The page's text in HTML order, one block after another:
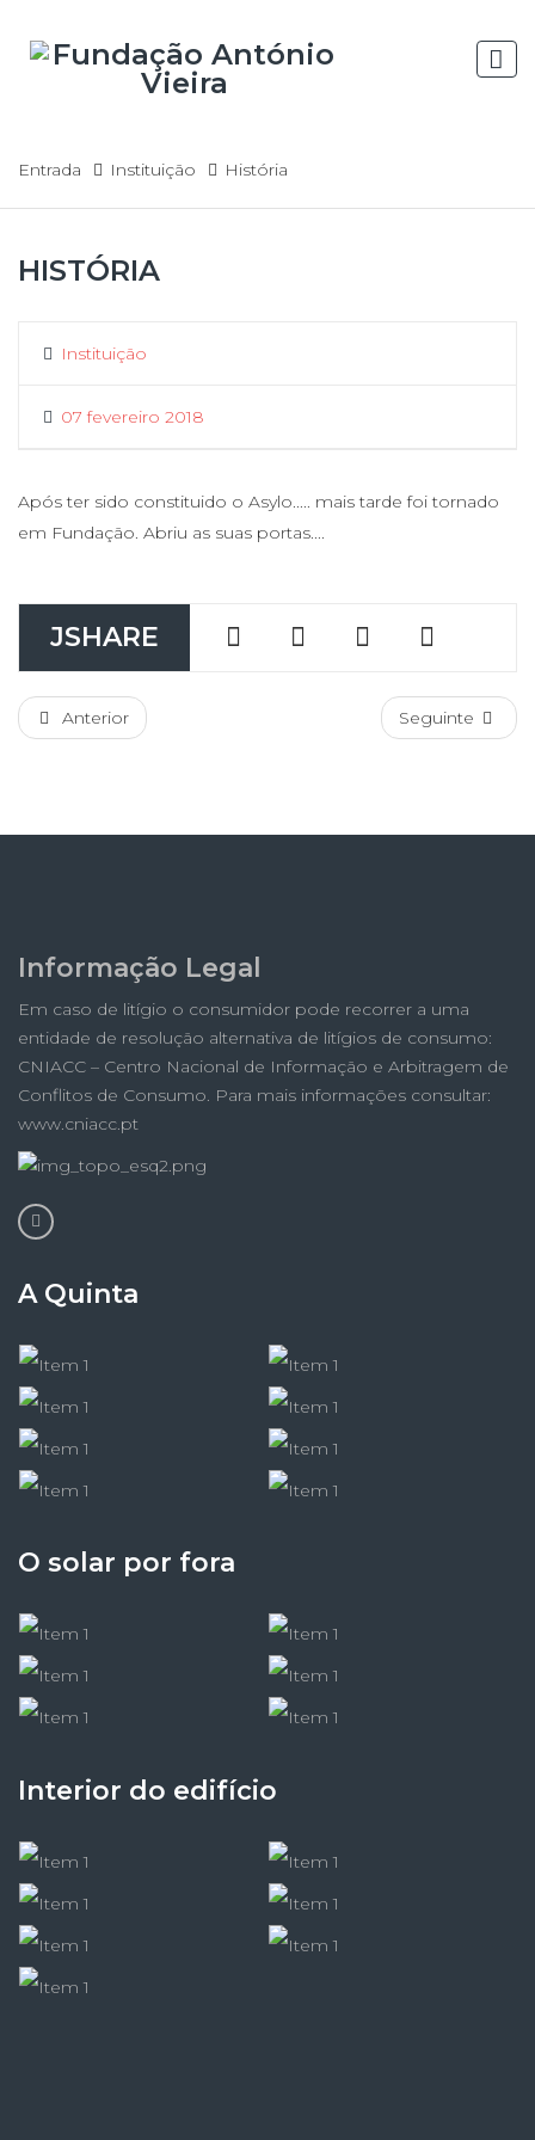
Entrada Instituição História
Previous
HISTÓRIA
instituição
07 fevereiro 2018
Após ter sido constituido o Asylo..... mais tarde foi tornado
em Fundação. Abriu as suas portas....
JSHARE
Anterior Seguinte
Informação Legal
Em caso de litígio o consumidor pode recorrer a uma
entidade de resolução alternativa de litígios de consumo:
CNIACC – Centro Nacional de Informação e Arbitragem de
Conflitos de Consumo. Para mais informações consultar:
www.cniacc.pt
A Quinta
O solar por fora
Interior do edifício